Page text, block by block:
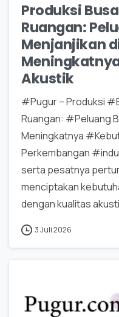
Produksi
Ruangan:
Menjanjikan
Akustik
#Pugur – Produksi
Ruangan: #Peluang
Meningkatnya
Perkembangan
serta pesatnya
menciptakan
dengan kualitas
3 Juli 2026